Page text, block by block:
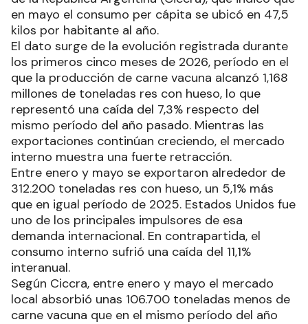
en mayo el consumo per cápita se ubicó en 47,5
kilos por habitante al año.
El dato surge de la evolución registrada durante
los primeros cinco meses de 2026, período en el
que la producción de carne vacuna alcanzó 1,168
millones de toneladas res con hueso, lo que
representó una caída del 7,3% respecto del
mismo período del año pasado. Mientras las
exportaciones continúan creciendo, el mercado
interno muestra una fuerte retracción.
Entre enero y mayo se exportaron alrededor de
312.200 toneladas res con hueso, un 5,1% más
que en igual período de 2025. Estados Unidos fue
uno de los principales impulsores de esa
demanda internacional. En contrapartida, el
consumo interno sufrió una caída del 11,1%
interanual.
Según Ciccra, entre enero y mayo el mercado
local absorbió unas 106.700 toneladas menos de
carne vacuna que en el mismo período del año